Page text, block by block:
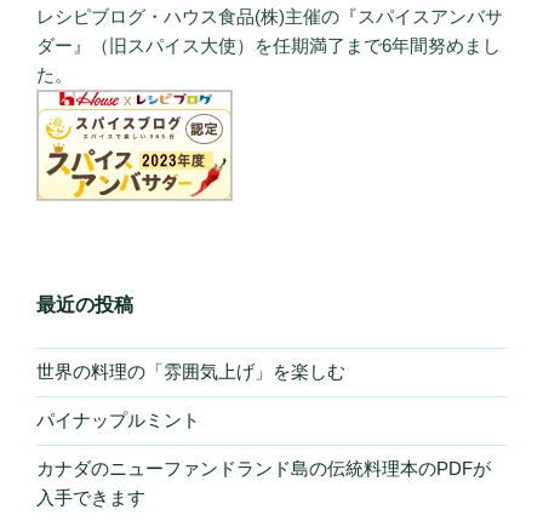
レシピブログ・ハウス食品(株)主催の『スパイスアンバサ
ダー』（旧スパイス大使）を任期満了まで6年間努めまし
た。
最近の投稿
世界の料理の「雰囲気上げ」を楽しむ
パイナップルミント
カナダのニューファンドランド島の伝統料理本のPDFが
入手できます